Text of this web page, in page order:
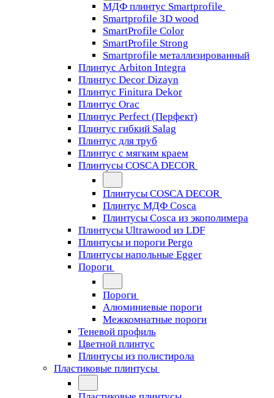
МДФ плинтус Smartprofile
Smartprofile 3D wood
SmartProfile Color
SmartProfile Strong
Smartprofile металлизированный
Плинтус Arbiton Integra
Плинтус Decor Dizayn
Плинтус Finitura Dekor
Плинтус Orac
Плинтус Perfect (Перфект)
Плинтус гибкий Salag
Плинтус для труб
Плинтус с мягким краем
Плинтусы COSCA DECOR
Плинтусы COSCA DECOR
Плинтус МДФ Cosca
Плинтусы Cosca из экополимера
Плинтусы Ultrawood из LDF
Плинтусы и пороги Pergo
Плинтусы напольные Egger
Пороги
Пороги
Алюминиевые пороги
Межкомнатные пороги
Теневой профиль
Цветной плинтус
Плинтусы из полистирола
Пластиковые плинтусы